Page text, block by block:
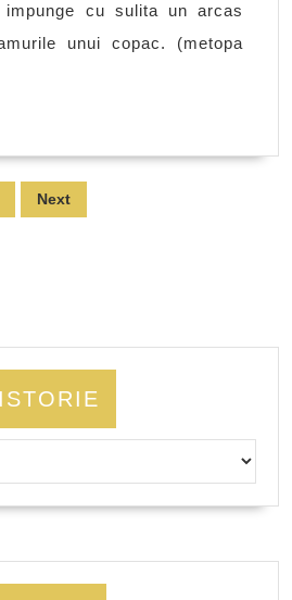
daci
–
cu sulita un arcas
unui copac. (metopa
Next
ISTORIE